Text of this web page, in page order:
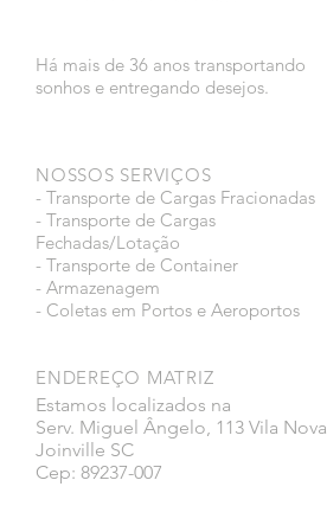
Há mais de 36 anos transportando
sonhos e entregando desejos.
NOSSOS SERVIÇOS
- Transporte de Cargas Fracionadas
- Transporte de Cargas
Fechadas/Lotação
- Transporte de Container
- Armazenagem
- Coletas em Portos e Aeroportos
ENDEREÇO MATRIZ
Estamos localizados na
Serv. Miguel Ângelo, 113 Vila Nova
Joinville SC
Cep: 89237-007